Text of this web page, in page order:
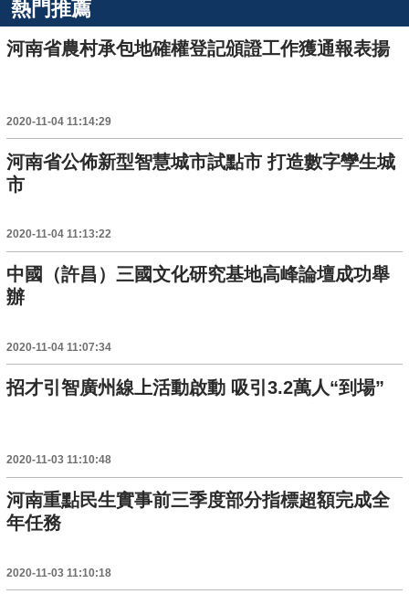
熱門推薦
河南省農村承包地確權登記頒證工作獲通報表揚
2020-11-04 11:14:29
河南省公佈新型智慧城市試點市 打造數字孿生城
市
2020-11-04 11:13:22
中國（許昌）三國文化研究基地高峰論壇成功舉
辦
2020-11-04 11:07:34
招才引智廣州線上活動啟動 吸引3.2萬人“到場”
2020-11-03 11:10:48
河南重點民生實事前三季度部分指標超額完成全
年任務
2020-11-03 11:10:18